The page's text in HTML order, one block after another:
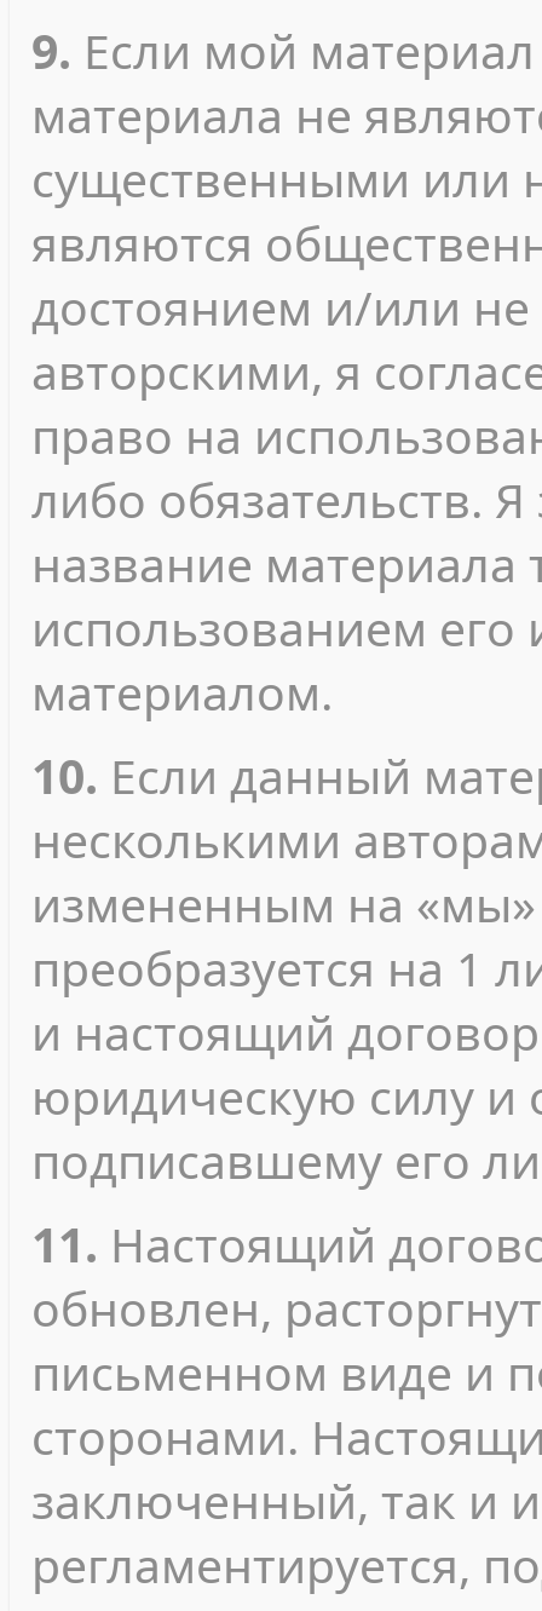
9. Если мой
материала не
существенными или
являются
достоянием и/или
авторскими, я
право на
либо обязательств.
название материала
использованием
материалом.
10. Если данный
несколькими
измененным на «мы»
преобразуется на 1
и настоящий
юридическую силу и
подписавшему его
11. Настоящий
обновлен,
письменном виде и
сторонами.
заключенный, так и
регламентируется,